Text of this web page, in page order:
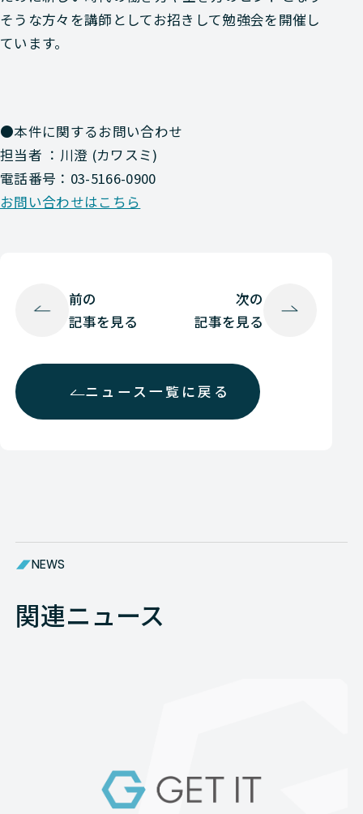
そうな方々を講師としてお招きして勉強会を開催し
ています。
●本件に関するお問い合わせ
担当者 ：川澄 (カワスミ)
電話番号：03-5166-0900
お問い合わせはこちら
前の
記事を見る
ニュース一覧に戻る
次の
記事を見る
NEWS
関連ニュース